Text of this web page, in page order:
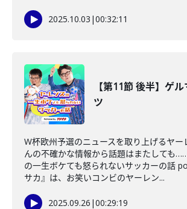
2025.10.03 |00:32:11
【第11節 後半】ゲ
ツ
W杯欧州予選のニュースを取り上げるヤー
んの不確かな情報から話題はまたしても
の一生ボケても怒られないサッカーの話
サカ』は、お笑いコンビのヤーレン...
2025.09.26 |00:29:19